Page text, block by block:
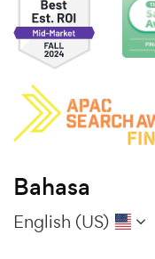
Bahasa
English (US)